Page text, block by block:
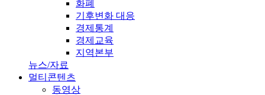
화폐
기후변화 대응
경제통계
경제교육
지역본부
뉴스/자료
멀티콘텐츠
동영상